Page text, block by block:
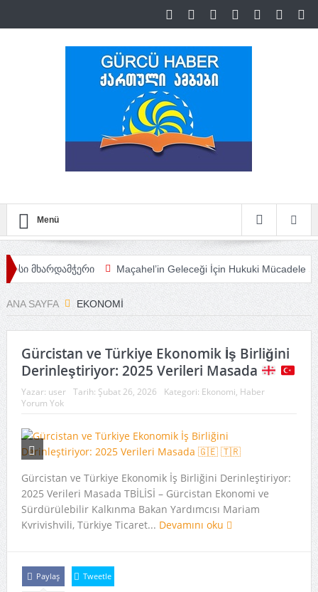
Menü
Maçahel’in Geleceği İçin Hukuki Mücadele Sürüyor
ANA SAYFA EKONOMI
Gürcistan ve Türkiye Ekonomik İş Birliğini
Derinleştiriyor: 2025 Verileri Masada
Yazar: user Tarih: Şubat 26, 2026 Kategori: Ekonomi, Haber
Yorum Yok
Gürcistan ve Türkiye Ekonomik İş Birliğini Derinleştiriyor:
2025 Verileri Masada ​TBİLİSİ – Gürcistan Ekonomi ve
Sürdürülebilir Kalkınma Bakan Yardımcısı Mariam
Kvrivishvili, Türkiye Ticaret... Devamını oku
Paylaş Tweetle